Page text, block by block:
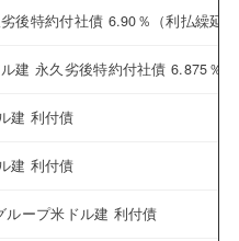
後特約付社債 6.90％（利払繰延
建 永久劣後特約付社債 6.875％
建 利付債
建 利付債
ループ米ドル建 利付債